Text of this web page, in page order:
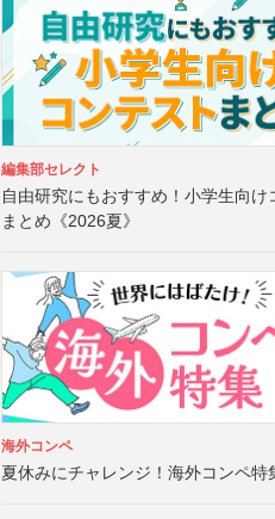
編集部セレクト
自由研究にもおすすめ！小学生向け
まとめ《2026夏》
海外コンペ
夏休みにチャレンジ！海外コンペ特